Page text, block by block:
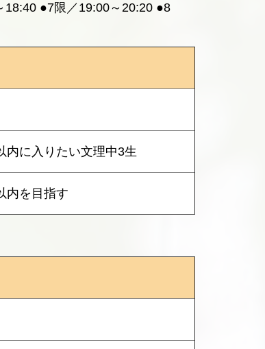
●7限／19:00～20:20 ●8
内に入りたい文理中3生
内を目指す